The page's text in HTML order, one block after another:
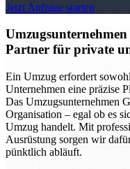
Jetzt Anfrage starten
Partner für private
Ein Umzug erfordert
Unternehmen eine präzise
Das Umzugsunternehmen
Organisation – egal ob es
Umzug handelt. Mit
Ausrüstung sorgen wir
pünktlich abläuft.